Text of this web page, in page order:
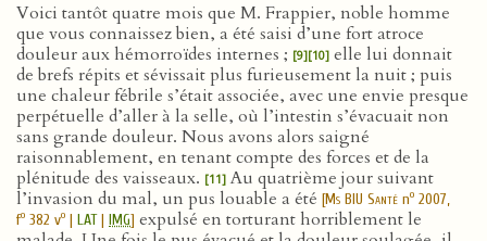
Voici tantôt quatre mois que M. Frappier, noble homme
que vous connaissez bien, a été saisi d’une fort atroce
douleur aux hémorroïdes internes ; [9][10] elle lui donnait
de brefs répits et sévissait plus furieusement la nuit ; puis
une chaleur fébrile s’était associée, avec une envie presque
perpétuelle d’aller à la selle, où l’intestin s’évacuait non
sans grande douleur. Nous avons alors saigné
raisonnablement, en tenant compte des forces et de la
plénitude des vaisseaux. [11] Au quatrième jour suivant
l’invasion du mal, un pus louable a été [Ms BIU Santé no 2007,
fo 382 vo | LAT| IMG] expulsé en torturant horriblement le